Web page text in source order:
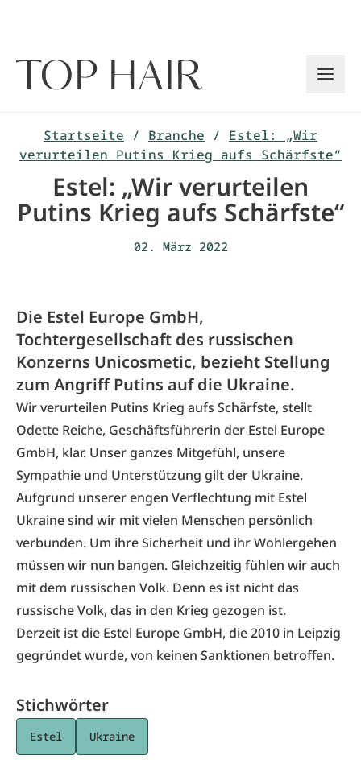
Startseite / Branche / Estel: „Wir
verurteilen Putins Krieg aufs Schärfste“
Estel: „Wir verurteilen
Putins Krieg aufs Schärfste“
02. März 2022
Die Estel Europe GmbH,
Tochtergesellschaft des russischen
Konzerns Unicosmetic, bezieht Stellung
zum Angriff Putins auf die Ukraine.
Wir verurteilen Putins Krieg aufs Schärfste, stellt
Odette Reiche, Geschäftsführerin der Estel Europe
GmbH, klar. Unser ganzes Mitgefühl, unsere
Sympathie und Unterstützung gilt der Ukraine.
Aufgrund unserer engen Verflechtung mit Estel
Ukraine sind wir mit vielen Menschen persönlich
verbunden. Um ihre Sicherheit und ihr Wohlergehen
müssen wir nun bangen. Gleichzeitig fühlen wir auch
mit dem russischen Volk. Denn es ist nicht das
russische Volk, das in den Krieg gezogen ist.
Derzeit ist die Estel Europe GmbH, die 2010 in Leipzig
gegründet wurde, von keinen Sanktionen betroffen.
Stichwörter
Estel Ukraine